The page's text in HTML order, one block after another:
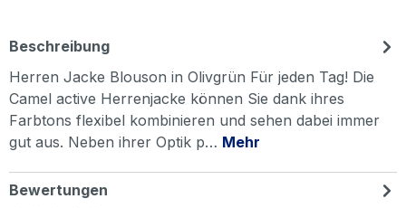
Beschreibung
Herren Jacke Blouson in Olivgrün Für jeden Tag! Die
Camel active Herrenjacke können Sie dank ihres
Farbtons flexibel kombinieren und sehen dabei immer
gut aus. Neben ihrer Optik p… Mehr
Bewertungen